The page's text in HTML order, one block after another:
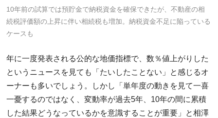
10年前の試算では預貯金で納税資金を確保できたが、不動産の相
続税評価額の上昇に伴い相続税も増加。納税資金不足に陥っている
ケースも
年に一度発表される公的な地価指標で、数％値上がりした
というニュースを見ても「たいしたことない」と感じるオ
ーナーも多いでしょう。しかし「単年度の動きを見て一喜
一憂するのではなく、変動率が過去5年、10年の間に累積
した結果どうなっているかを意識することが重要」と相澤